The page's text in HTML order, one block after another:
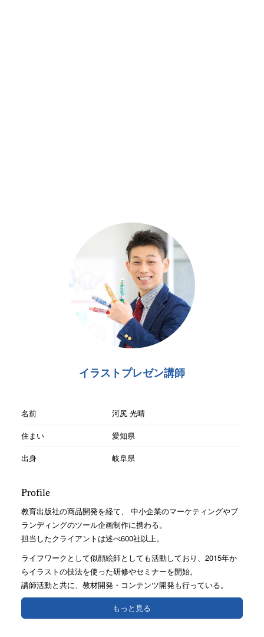
イラストプレゼン講師
名前
河尻 光晴
住まい
愛知県
出身
岐阜県
Profile
教育出版社の商品開発を経て、 中小企業のマーケティングやブ
ランディングのツール企画制作に携わる。
担当したクライアントは述べ600社以上。
ライフワークとして似顔絵師としても活動しており、2015年か
らイラストの技法を使った研修やセミナーを開始。
講師活動と共に、教材開発・コンテンツ開発も行っている。
もっと見る